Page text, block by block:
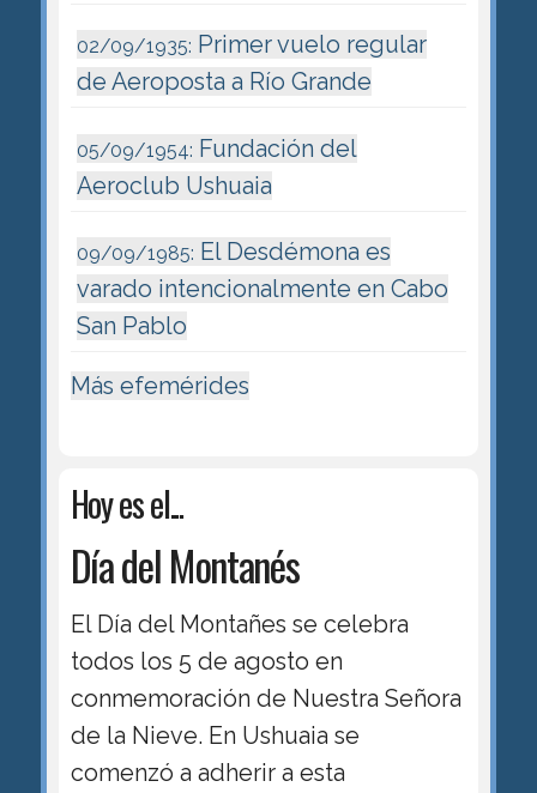
02/09/1935: Primer vuelo regular
de Aeroposta a Río Grande
05/09/1954: Fundación del
Aeroclub Ushuaia
09/09/1985: El Desdémona es
varado intencionalmente en Cabo
San Pablo
Más efemérides
Hoy es el...
Día del Montanés
El Día del Montañes se celebra
todos los 5 de agosto en
conmemoración de Nuestra Señora
de la Nieve. En Ushuaia se
comenzó a adherir a esta